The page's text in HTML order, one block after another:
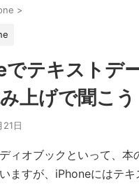
>
テキストデ
上げで聞こう
21日
ィオブックといって、
ますが、iPhoneにはテ